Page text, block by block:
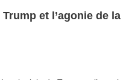
et l’agonie de la